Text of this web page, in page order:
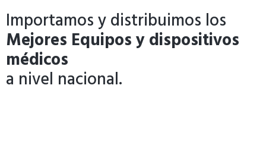
Importamos y distribuimos los
Mejores Equipos y dispositivos
médicos
a nivel nacional.